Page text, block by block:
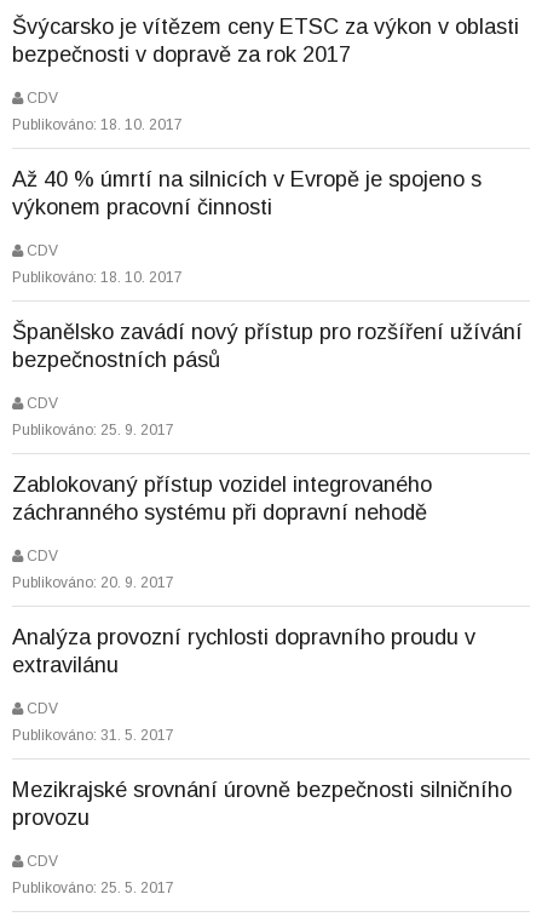
Švýcarsko je vítězem ceny ETSC za výkon v oblasti
bezpečnosti v dopravě za rok 2017
CDV
Publikováno: 18. 10. 2017
Až 40 % úmrtí na silnicích v Evropě je spojeno s
výkonem pracovní činnosti
CDV
Publikováno: 18. 10. 2017
Španělsko zavádí nový přístup pro rozšíření užívání
bezpečnostních pásů
CDV
Publikováno: 25. 9. 2017
Zablokovaný přístup vozidel integrovaného
záchranného systému při dopravní nehodě
CDV
Publikováno: 20. 9. 2017
Analýza provozní rychlosti dopravního proudu v
extravilánu
CDV
Publikováno: 31. 5. 2017
Mezikrajské srovnání úrovně bezpečnosti silničního
provozu
CDV
Publikováno: 25. 5. 2017